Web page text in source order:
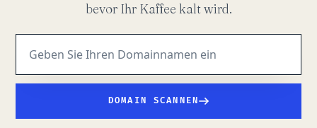
bevor Ihr Kaffee kalt wird.
DOMAIN SCANNEN